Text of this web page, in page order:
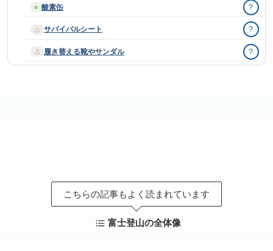
○ 酸素缶 ?
△ サバイバルシート ?
△ 履き替える靴やサンダル ?
こちらの記事もよく読まれています
富士登山の全体像